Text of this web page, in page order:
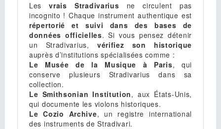
Lesvrais Stradivarius ne circulent pas
incognito ! Chaque instrument authentique est
répertorié et suivi dans des bases de
données officielles. Si vous pensez détenir
un Stradivarius, vérifiez son historique
auprès d’institutions spécialisées comme :
Le Musée de la Musique à Paris, qui
conserve plusieurs Stradivarius dans sa
collection.
Le Smithsonian Institution, aux États-Unis,
qui documente les violons historiques.
Le Cozio Archive, un registre international
des instruments de Stradivari.